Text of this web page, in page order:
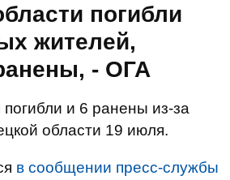
погибли
жителей,
- ОГА
и 6 ранены из-за
области 19 июля.
в сообщении пресс-службы